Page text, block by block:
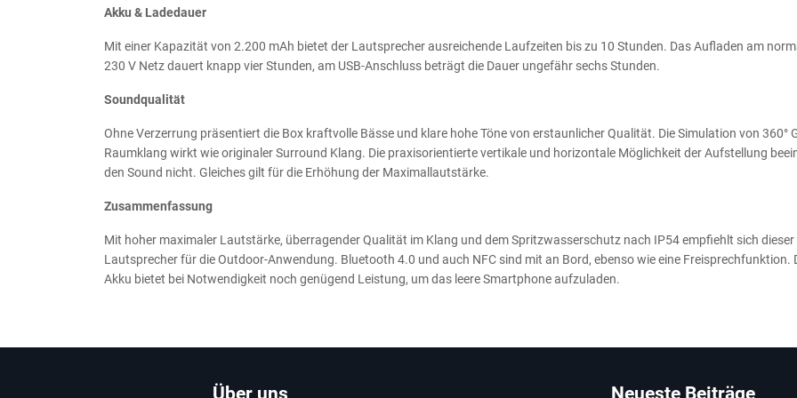
Akku & Ladedauer
Mit einer Kapazität von 2.200 mAh bietet der Lautsprecher ausreichende Laufzeiten bis zu 10 Stunden. Das Aufladen am
230 V Netz dauert knapp vier Stunden, am USB-Anschluss beträgt die Dauer ungefähr sechs Stunden.
Soundqualität
Ohne Verzerrung präsentiert die Box kraftvolle Bässe und klare hohe Töne von erstaunlicher Qualität. Die Simulation von 360°
Raumklang wirkt wie originaler Surround Klang. Die praxisorientierte vertikale und horizontale Möglichkeit der Aufstellung
den Sound nicht. Gleiches gilt für die Erhöhung der Maximallautstärke.
Zusammenfassung
Mit hoher maximaler Lautstärke, überragender Qualität im Klang und dem Spritzwasserschutz nach IP54 empfiehlt sich dieser
Lautsprecher für die Outdoor-Anwendung. Bluetooth 4.0 und auch NFC sind mit an Bord, ebenso wie eine Freisprechfunktion.
Akku bietet bei Notwendigkeit noch genügend Leistung, um das leere Smartphone aufzuladen.
Über uns Neueste Beiträge